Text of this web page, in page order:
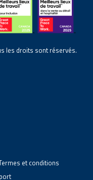
les droits sont réservés.
et conditions